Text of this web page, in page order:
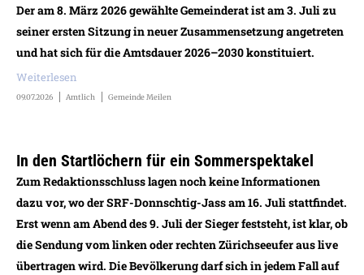
Der am 8. März 2026 gewählte Gemeinderat ist am 3. Juli zu
seiner ersten Sitzung in neuer Zusammensetzung angetreten
und hat sich für die Amtsdauer 2026–2030 konstituiert.
Weiterlesen
09.07.2026 Amtlich Gemeinde Meilen
In den Startlöchern für ein Sommerspektakel
Zum Redaktionsschluss lagen noch keine Informationen
dazu vor, wo der SRF-Donnschtig-Jass am 16. Juli stattfindet.
Erst wenn am Abend des 9. Juli der Sieger feststeht, ist klar, ob
die Sendung vom linken oder rechten Zürichseeufer aus live
übertragen wird. Die Bevölkerung darf sich in jedem Fall auf